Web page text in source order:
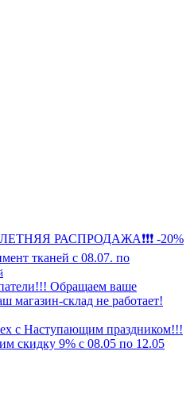
РАСПРОДАЖА❗️❗️❗️ -20%
тканей с 08.07. по
Обращаем ваше
магазин-склад не работает!
с Наступающим праздником!!!
скидку 9% с 08.05 по 12.05